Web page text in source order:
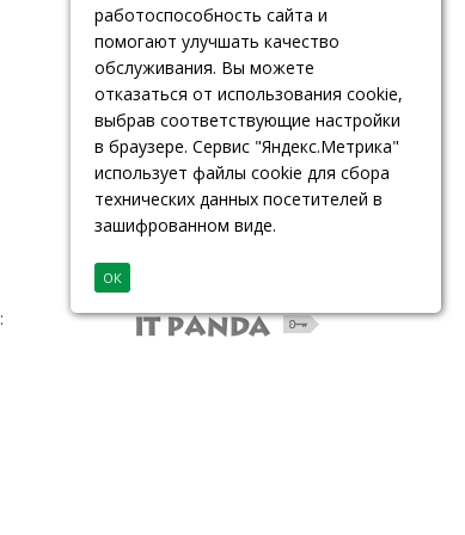
:
работоспособность сайта и
помогают улучшать качество
обслуживания. Вы можете
отказаться от использования cookie,
выбрав соответствующие настройки
в браузере. Сервис "Яндекс.Метрика"
использует файлы cookie для сбора
технических данных посетителей в
зашифрованном виде.
ОК